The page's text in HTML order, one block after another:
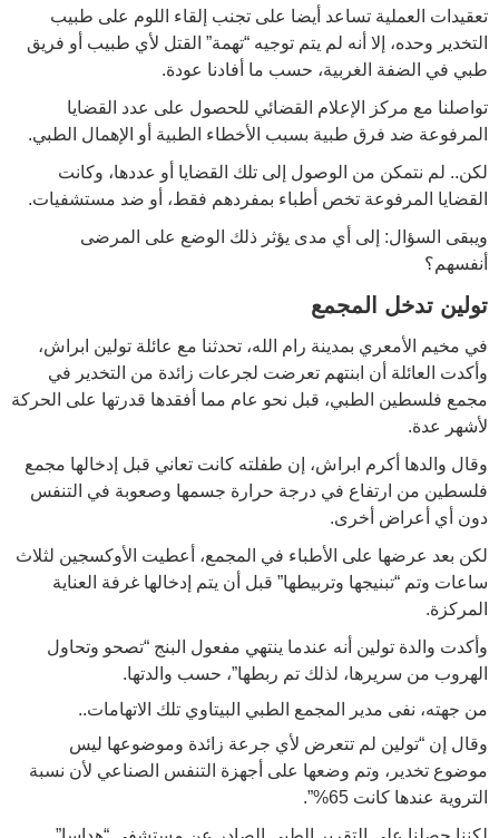
تعقيدات العملية تساعد أيضا على تجنب إلقاء اللوم على طبيب
التخدير وحده، إلا أنه لم يتم توجيه “تهمة” القتل لأي طبيب أو فريق
طبي في الضفة الغربية، حسب ما أفادنا عودة.
تواصلنا مع مركز الإعلام القضائي للحصول على عدد القضايا
المرفوعة ضد فرق طبية بسبب الأخطاء الطبية أو الإهمال الطبي.
لكن.. لم نتمكن من الوصول إلى تلك القضايا أو عددها، وكانت
القضايا المرفوعة تخص أطباء بمفردهم فقط، أو ضد مستشفيات.
ويبقى السؤال: إلى أي مدى يؤثر ذلك الوضع على المرضى
أنفسهم؟
تولين تدخل المجمع
في مخيم الأمعري بمدينة رام الله، تحدثنا مع عائلة تولين ابراش،
وأكدت العائلة أن ابنتهم تعرضت لجرعات زائدة من التخدير في
مجمع فلسطين الطبي، قبل نحو عام مما أفقدها قدرتها على الحركة
لأشهر عدة.
وقال والدها أكرم ابراش، إن طفلته كانت تعاني قبل إدخالها مجمع
فلسطين من ارتفاع في درجة حرارة جسمها وصعوبة في التنفس
دون أي أعراض أخرى.
لكن بعد عرضها على الأطباء في المجمع، أعطيت الأوكسجين لثلاث
ساعات وتم “تبنيجها وتربيطها” قبل أن يتم إدخالها غرفة العناية
المركزة.
وأكدت والدة تولين أنه عندما ينتهي مفعول البنج “تصحو وتحاول
الهروب من سريرها، لذلك تم ربطها”، حسب والدتها.
من جهته، نفى مدير المجمع الطبي البيتاوي تلك الاتهامات..
وقال إن “تولين لم تتعرض لأي جرعة زائدة وموضوعها ليس
موضوع تخدير، وتم وضعها على أجهزة التنفس الصناعي لأن نسبة
التروية عندها كانت 65%”.